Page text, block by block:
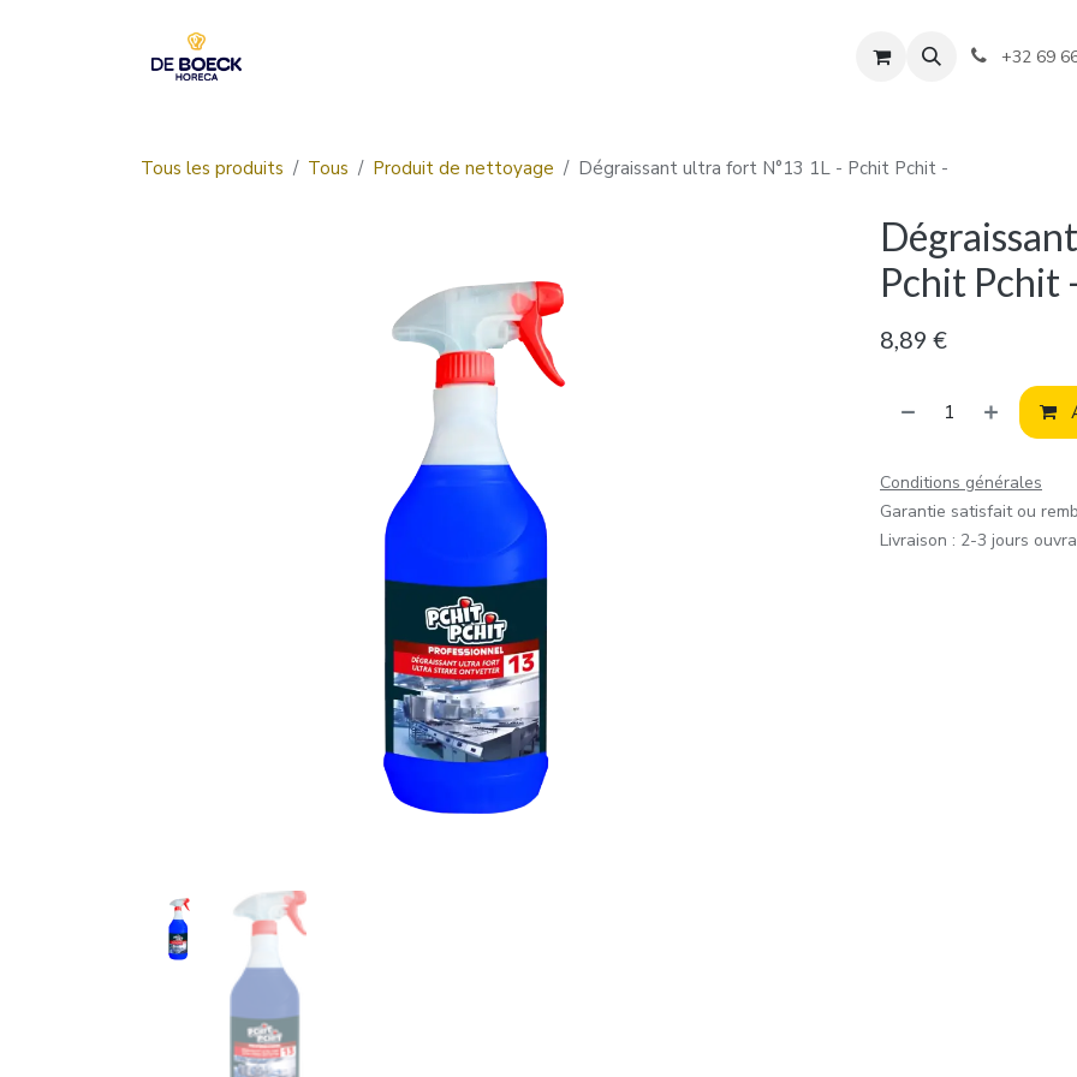
+32 69
Tous les produits Tous Produit de nettoyage Dégraissant ultra fort N°13 1L - Pchit Pchit -
Pchit Pchit
8,89 €
Conditions générales
Garantie satisfait ou
Livraison : 2-3 jours